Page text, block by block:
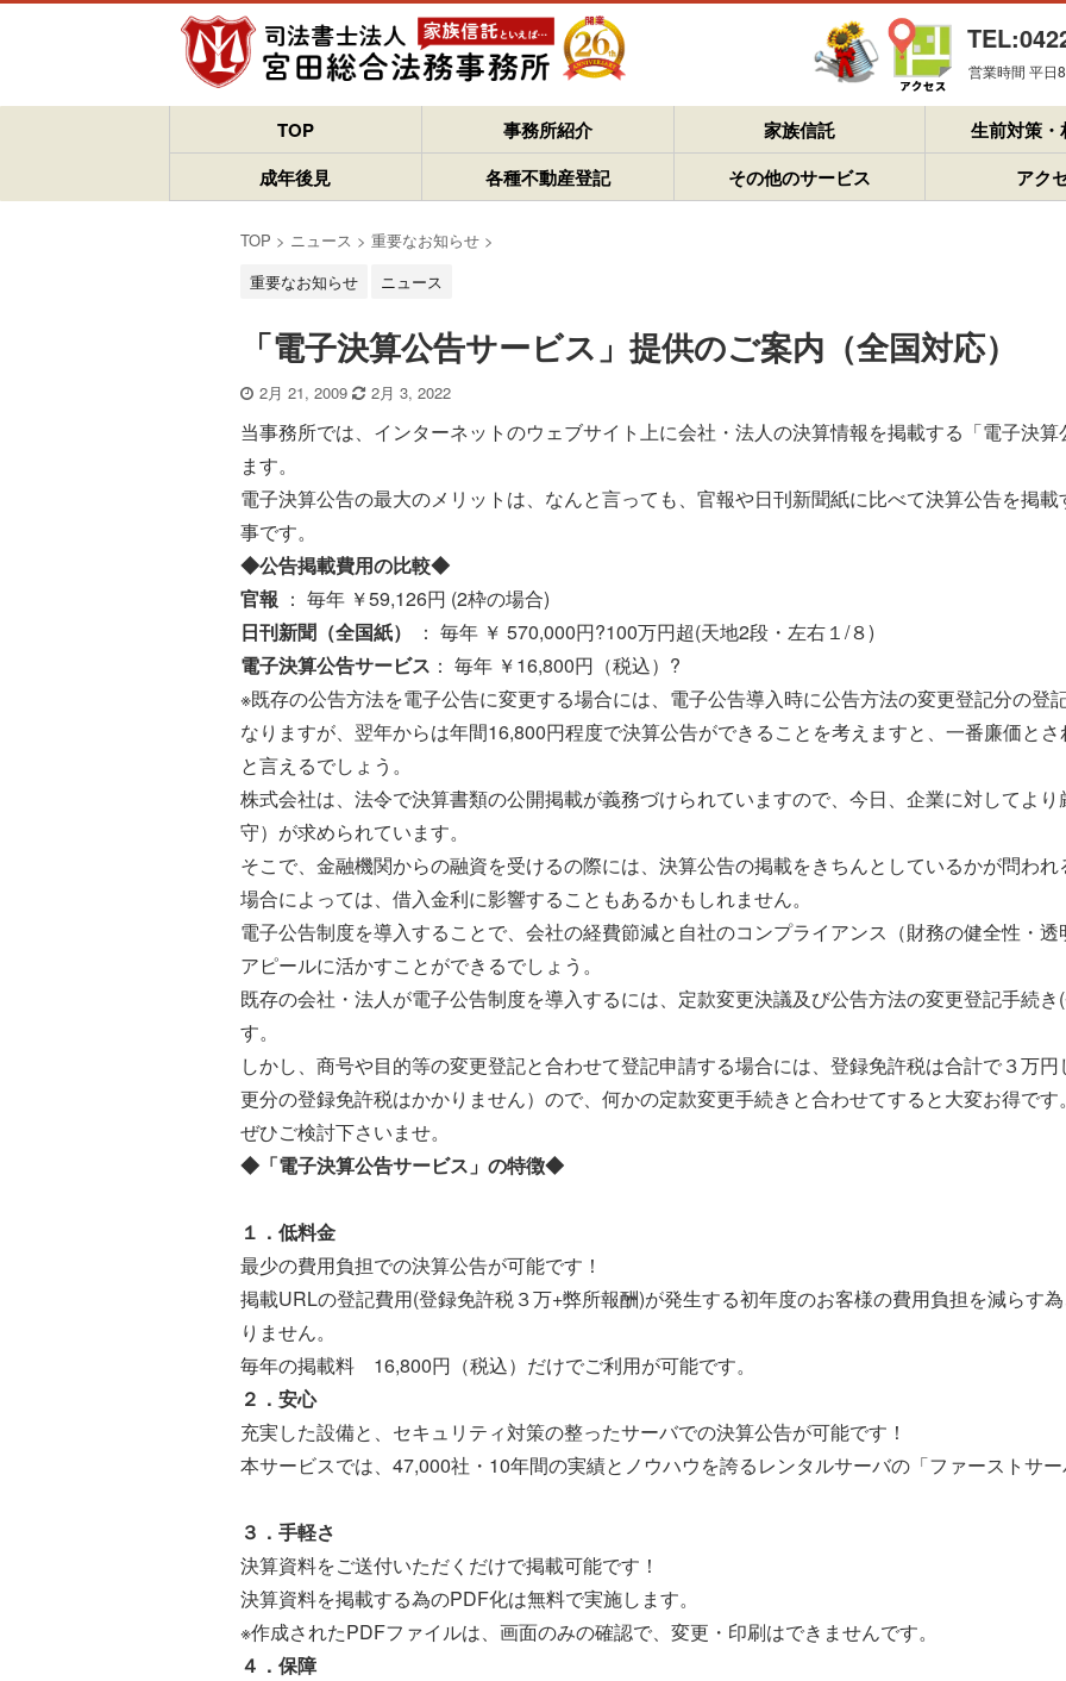
営業時間 平
TOP 事務所紹介 家族信託
生前対策
成年後見
各種不動産登記 その他のサービス アク
TOP > ニュース > 重要なお知らせ >
重要なお知らせ
ニュース
「電子決算公告サービス」提供のご案内（全国対応）
2月 21, 2009 2月 3, 2022
当事務所では、インターネットのウェブサイト上に会社・法人の決算情報を掲載する「電子決
ます。
電子決算公告の最大のメリットは、なんと言っても、官報や日刊新聞紙に比べて決算公告を掲
事です。
◆公告掲載費用の比較◆
官報 ： 毎年 ￥59,126円 (2枠の場合)
日刊新聞（全国紙）
： 毎年 ￥ 570,000円?100万円超(天地2段・左右１/８)
電子決算公告サービス ： 毎年 ￥16,800円（税込）?
※既存の公告方法を電子公告に変更する場合には、電子公告導入時に公告方法の変更登記分の登
なりますが、翌年からは年間16,800円程度で決算公告ができることを考えますと、一番廉価と
と言えるでしょう。
株式会社は、法令で決算書類の公開掲載が義務づけられていますので、今日、企業に対してよ
守）が求められています。
そこで、金融機関からの融資を受けるの際には、決算公告の掲載をきちんとしているかが問わ
場合によっては、借入金利に影響することもあるかもしれません。
電子公告制度を導入することで、会社の経費節減と自社のコンプライアンス（財務の健全性・
アピールに活かすことができるでしょう。
既存の会社・法人が電子公告制度を導入するには、定款変更決議及び公告方法の変更登記手続
す。
しかし、商号や目的等の変更登記と合わせて登記申請する場合には、登録免許税は合計で３万
更分の登録免許税はかかりません）ので、何かの定款変更手続きと合わせてすると大変お得です
ぜひご検討下さいませ。
◆「電子決算公告サービス」の特徴◆
１．低料金
最少の費用負担での決算公告が可能です！
掲載URLの登記費用(登録免許税３万+弊所報酬)が発生する初年度のお客様の費用負担を減らす
りません。
毎年の掲載料 16,800円（税込）だけでご利用が可能です。
２．安心
充実した設備と、セキュリティ対策の整ったサーバでの決算公告が可能です！
本サービスでは、47,000社・10年間の実績とノウハウを誇るレンタルサーバの「ファースト
３．手軽さ
決算資料をご送付いただくだけで掲載可能です！
決算資料を掲載する為のPDF化は無料で実施します。
※作成されたPDFファイルは、画面のみの確認で、変更・印刷はできませんです。
４．保障